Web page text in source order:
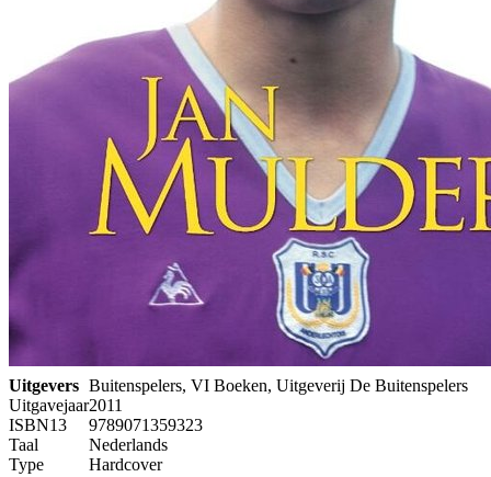
Uitgevers Buitenspelers, VI Boeken, Uitgeverij De Buitenspelers
Uitgavejaar2011
ISBN13
9789071359323
Taal
Nederlands
Type
Hardcover